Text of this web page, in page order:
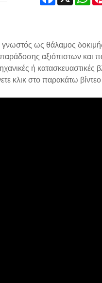
γνωστός ως θάλαμος
αξιόπιστων και
ή
κλικ στο παρακάτω βίντεο